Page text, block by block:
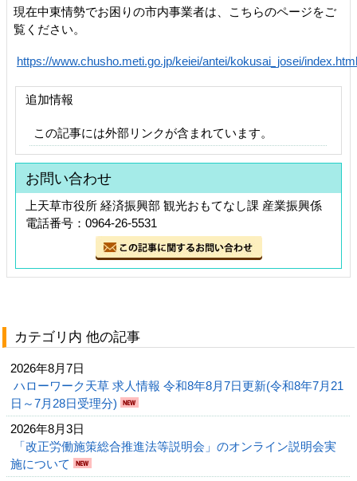
現在中東情勢でお困りの市内事業者は、こちらのページをご
覧ください。
https://www.chusho.meti.go.jp/keiei/antei/kokusai_josei/index.html
追加情報
この記事には外部リンクが含まれています。
お問い合わせ
上天草市役所 経済振興部 観光おもてなし課 産業振興係
電話番号：0964-26-5531
カテゴリ内 他の記事
2026年8月7日
ハローワーク天草 求人情報 令和8年8月7日更新(令和8年7月21
日～7月28日受理分)
2026年8月3日
「改正労働施策総合推進法等説明会」のオンライン説明会実
施について